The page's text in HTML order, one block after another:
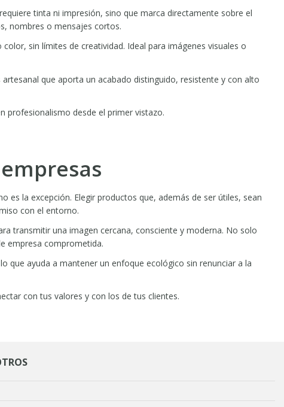
tinta ni impresión, sino que marca directamente sobre el
nombres o mensajes cortos.
sin límites de creatividad. Ideal para imágenes visuales o
que aporta un acabado distinguido, resistente y con alto
profesionalismo desde el primer vistazo.
es la excepción. Elegir productos que, además de ser útiles, sean
con el entorno.
transmitir una imagen cercana, consciente y moderna. No solo
empresa comprometida.
que ayuda a mantener un enfoque ecológico sin renunciar a la
con tus valores y con los de tus clientes.